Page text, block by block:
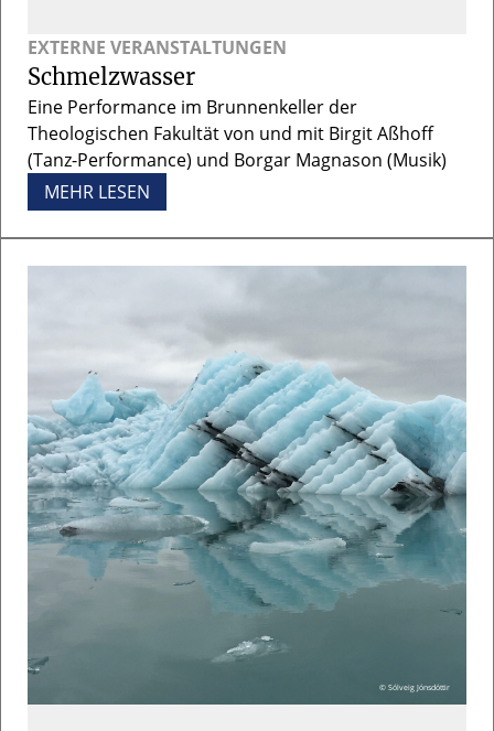
EXTERNE VERANSTALTUNGEN
Schmelzwasser
Eine Performance im Brunnenkeller der
Theologischen Fakultät von und mit Birgit Aßhoff
(Tanz-Performance) und Borgar Magnason (Musik)
MEHR LESEN
© Sólveig Jónsdóttir